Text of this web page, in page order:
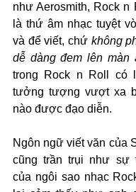
như Aerosmith, Rock n
là thứ âm nhạc tuyệt
và để viết, chứ không
dễ dàng đem lên màn
trong Rock n Roll có
tưởng tượng vượt xa
nào được đạo diễn.
Ngôn ngữ viết văn của
cũng trần trụi như sự
của ngôi sao nhạc